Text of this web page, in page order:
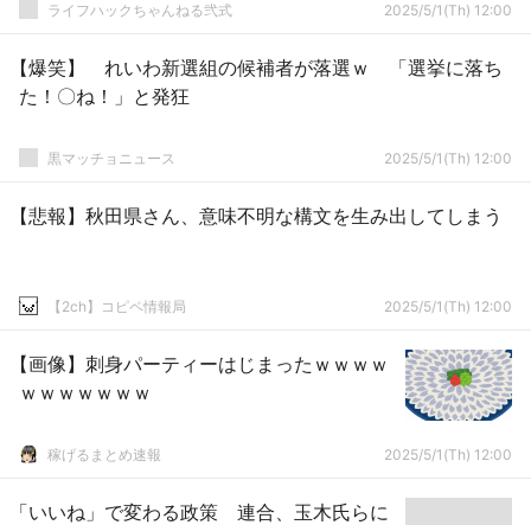
ライフハックちゃんねる弐式 2025/5/1(Th) 12:00
【爆笑】 れいわ新選組の候補者が落選ｗ 「選挙に落ち
た！〇ね！」と発狂
黒マッチョニュース 2025/5/1(Th) 12:00
【悲報】秋田県さん、意味不明な構文を生み出してしまう
【2ch】コピペ情報局 2025/5/1(Th) 12:00
【画像】刺身パーティーはじまったｗｗｗｗ
ｗｗｗｗｗｗｗ
稼げるまとめ速報 2025/5/1(Th) 12:00
「いいね」で変わる政策 連合、玉木氏らに